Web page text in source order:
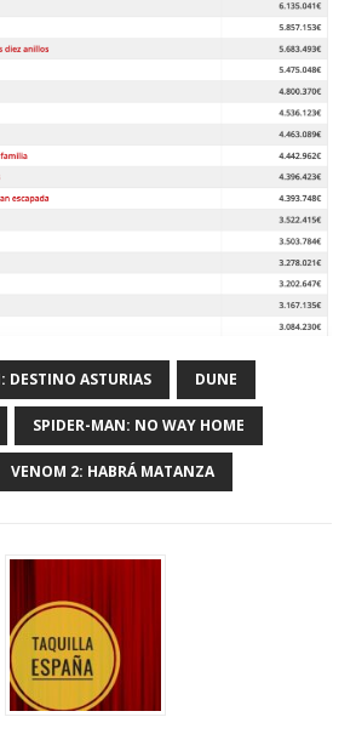
DESTINO ASTURIAS DUNE
SPIDER-MAN: NO WAY HOME
VENOM 2: HABRÁ MATANZA